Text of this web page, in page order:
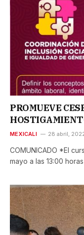
PROMUEVE
MEXICALI 28 abril,
COMUNICADO *El
mayo a las 13:00